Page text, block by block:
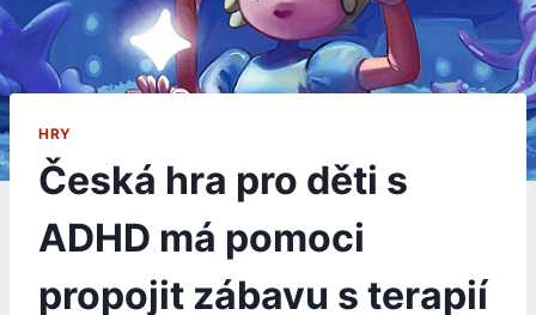
HRY
Česká hra pro děti s
ADHD má pomoci
propojit zábavu s terapií